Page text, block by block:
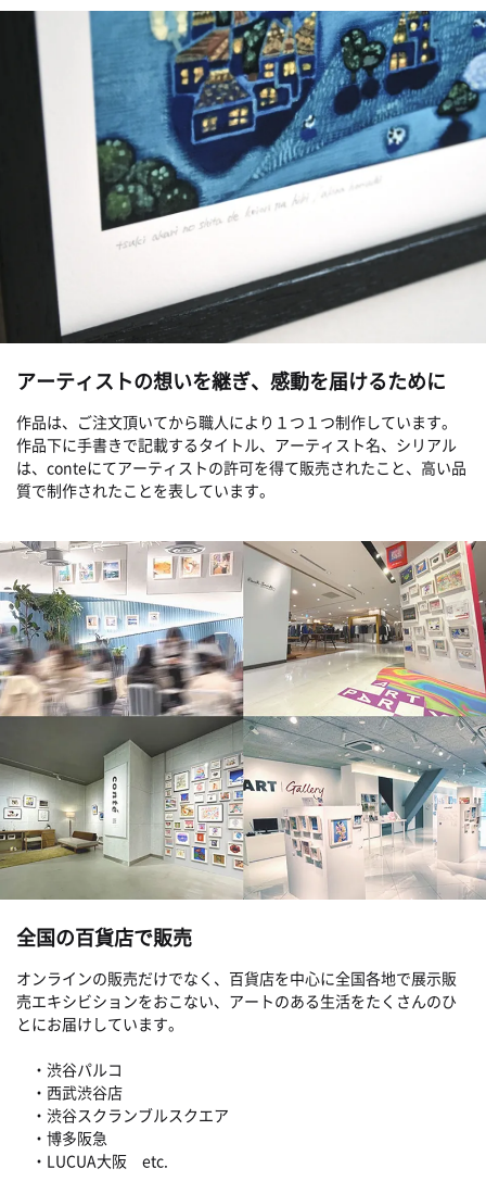
アーティストの想いを継ぎ、感動を届けるために
作品は、ご注文頂いてから職人により１つ１つ制作しています。
作品下に手書きで記載するタイトル、アーティスト名、シリアル
は、conteにてアーティストの許可を得て販売されたこと、高い品
質で制作されたことを表しています。
全国の百貨店で販売
オンラインの販売だけでなく、百貨店を中心に全国各地で展示販
売エキシビションをおこない、アートのある生活をたくさんのひ
とにお届けしています。
・渋谷パルコ
・西武渋谷店
・渋谷スクランブルスクエア
・博多阪急
・LUCUA大阪 etc.